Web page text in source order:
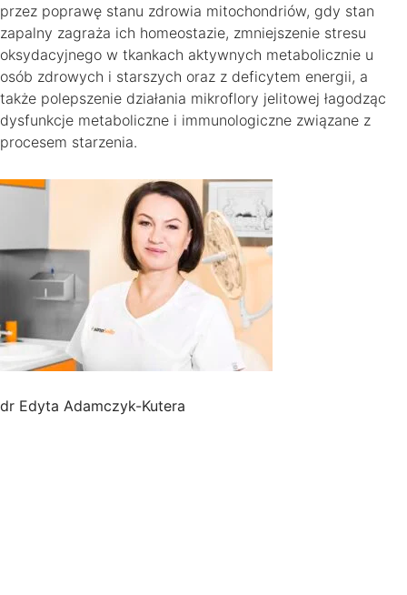
przez poprawę stanu zdrowia mitochondriów, gdy stan
zapalny zagraża ich homeostazie, zmniejszenie stresu
oksydacyjnego w tkankach aktywnych metabolicznie u
osób zdrowych i starszych oraz z deficytem energii, a
także polepszenie działania mikroflory jelitowej łagodząc
dysfunkcje metaboliczne i immunologiczne związane z
procesem starzenia.
dr Edyta Adamczyk-Kutera